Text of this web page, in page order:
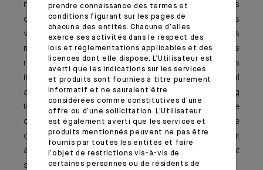
n’a pour le moment été envisagé. Cette classe d'actifs
offre aux investisseurs des revenus stables et des
valeurs croissantes. En cas de légère correction des
marchés immobiliers matures et liquides, le potentiel de
réversion pourrait toujours être exploité par les
investisseurs adoptant une stratégie de capital
appreciation et misant sur le potentiel d’upside à long
terme. La crise pourrait confronter les promoteurs à une
contraction de la demande pour les nouveaux projets de
développement, mais dans l’ensemble, le secteur devrait
assez bien réagir et demeurer un investissement
sécurisé offrant un couple risque / rendement maîtrisé.
prendre connaissance des termes et
conditions figurant sur les pages de
chacune des entités. Chacune d’elles
exerce ses activités dans le respect des
lois et réglementations applicables et des
licences dont elle dispose. L’Utilisateur est
averti que les indications sur les services
et produits sont fournies à titre purement
informatif et ne sauraient être
considérées comme constitutives d’une
offre ou d’une sollicitation. L’Utilisateur
est également averti que les services et
produits mentionnés peuvent ne pas être
fournis par toutes les entités et faire
l’objet de restrictions vis-à-vis de
certaines personnes ou de résidents de